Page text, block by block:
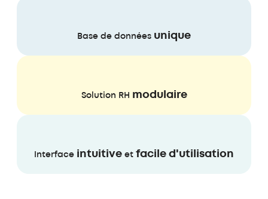
Base de données unique
Solution RH modulaire
Interface intuitive et facile d'utilisation